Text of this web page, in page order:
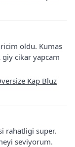
oldu. Kumas
cikar yapcam
Kap Bluz
rahatligi super.
seviyorum.